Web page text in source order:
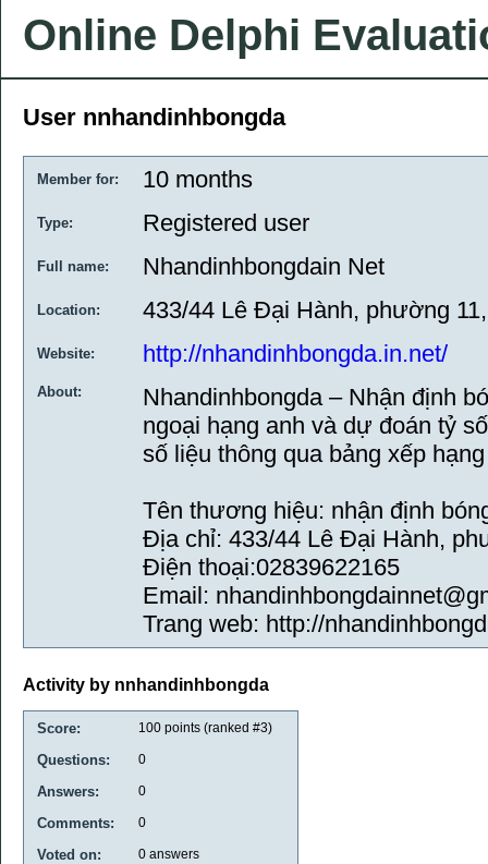
Online Delphi
User nnhandinhbongda
Member for: 10 months
Type: Registered user
Full name: Nhandinhbongdain Net
Location: 433/44 Lê Đại Hành, phường
Website: http://nhandinhbongda.in.net/
About:
Nhandinhbongda – Nhận định
ngoại hạng anh và dự đoán tỷ
số liệu thông qua bảng xếp
Tên thương hiệu: nhận định
Địa chỉ: 433/44 Lê Đại Hành,
Điện thoại:02839622165
Email:
Trang web: http://
Activity by nnhandinhbongda
Score: 100 points (ranked #3)
Questions: 0
Answers: 0
Comments: 0
Voted on: 0 answers